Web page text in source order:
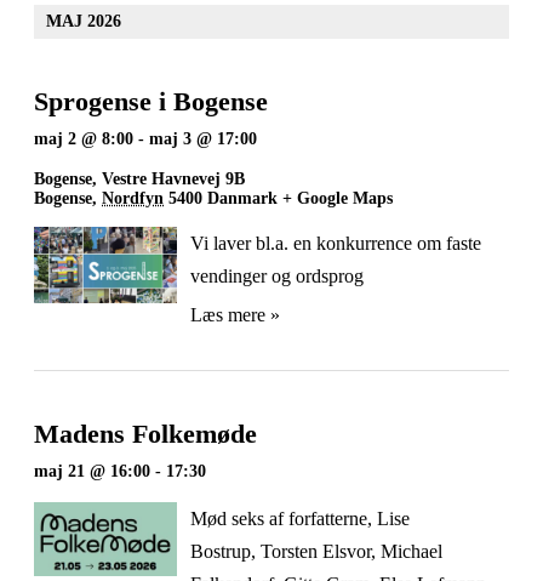
MAJ 2026
Sprogense i Bogense
maj 2 @ 8:00 - maj 3 @ 17:00
Bogense, Vestre Havnevej 9B
Bogense, Nordfyn 5400 Danmark + Google Maps
Vi laver bl.a. en konkurrence om faste
vendinger og ordsprog
Læs mere »
Madens Folkemøde
maj 21 @ 16:00 - 17:30
Mød seks af forfatterne, Lise
Bostrup, Torsten Elsvor, Michael